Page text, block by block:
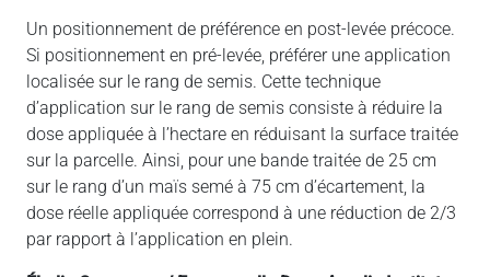
Un positionnement de préférence en post-levée précoce.
Si positionnement en pré-levée, préférer une application
localisée sur le rang de semis. Cette technique
d’application sur le rang de semis consiste à réduire la
dose appliquée à l’hectare en réduisant la surface traitée
sur la parcelle. Ainsi, pour une bande traitée de 25 cm
sur le rang d’un maïs semé à 75 cm d’écartement, la
dose réelle appliquée correspond à une réduction de 2/3
par rapport à l’application en plein.